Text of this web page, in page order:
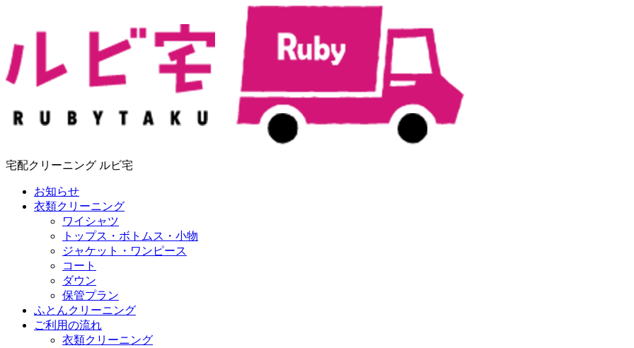
宅配クリーニング ルビ宅
お知らせ
衣類クリーニング
ワイシャツ
トップス・ボトムス・小物
ジャケット・ワンピース
コート
ダウン
保管プラン
ふとんクリーニング
ご利用の流れ
衣類クリーニング